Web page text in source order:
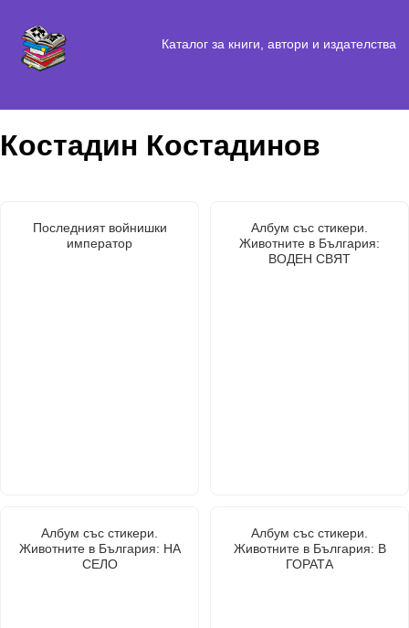
Каталог за книги, автори и издателства
Костадин Костадинов
Последният войнишки
император
Албум със стикери.
Животните в България:
ВОДЕН СВЯТ
Албум със стикери.
Животните в България: НА
СЕЛО
Албум със стикери.
Животните в България: В
ГОРАТА